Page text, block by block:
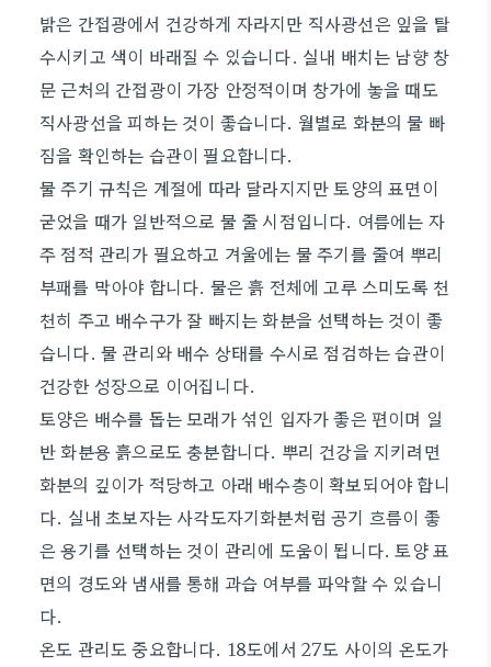
밝은 간접광에서 건강하게 자라지만 직사광선은 잎을 탈
수시키고 색이 바래질 수 있습니다. 실내 배치는 남향 창
문 근처의 간접광이 가장 안정적이며 창가에 놓을 때도
직사광선을 피하는 것이 좋습니다. 월별로 화분의 물 빠
짐을 확인하는 습관이 필요합니다.
물 주기 규칙은 계절에 따라 달라지지만 토양의 표면이
굳었을 때가 일반적으로 물 줄 시점입니다. 여름에는 자
주 점적 관리가 필요하고 겨울에는 물 주기를 줄여 뿌리
부패를 막아야 합니다. 물은 흙 전체에 고루 스미도록 천
천히 주고 배수구가 잘 빠지는 화분을 선택하는 것이 좋
습니다. 물 관리와 배수 상태를 수시로 점검하는 습관이
건강한 성장으로 이어집니다.
토양은 배수를 돕는 모래가 섞인 입자가 좋은 편이며 일
반 화분용 흙으로도 충분합니다. 뿌리 건강을 지키려면
화분의 깊이가 적당하고 아래 배수층이 확보되어야 합니
다. 실내 초보자는 사각도자기화분처럼 공기 흐름이 좋
은 용기를 선택하는 것이 관리에 도움이 됩니다. 토양 표
면의 경도와 냄새를 통해 과습 여부를 파악할 수 있습니
다.
온도 관리도 중요합니다. 18도에서 27도 사이의 온도가